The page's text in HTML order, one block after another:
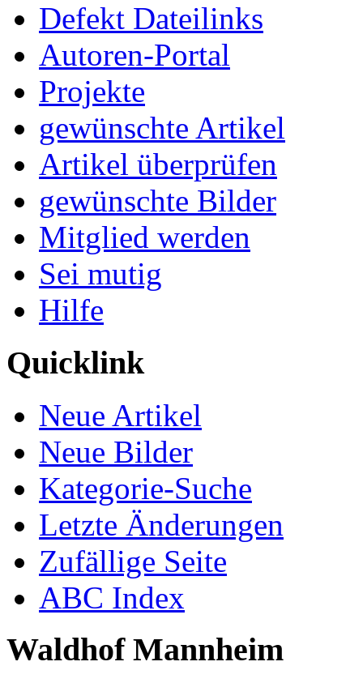
Defekt Dateilinks
Autoren-Portal
Projekte
gewünschte Artikel
Artikel überprüfen
gewünschte Bilder
Mitglied werden
Sei mutig
Hilfe
Quicklink
Neue Artikel
Neue Bilder
Kategorie-Suche
Letzte Änderungen
Zufällige Seite
ABC Index
Waldhof Mannheim